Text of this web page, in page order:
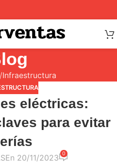
Infraestructura
eléctricas:
para evitar
En 20/11/2023 0